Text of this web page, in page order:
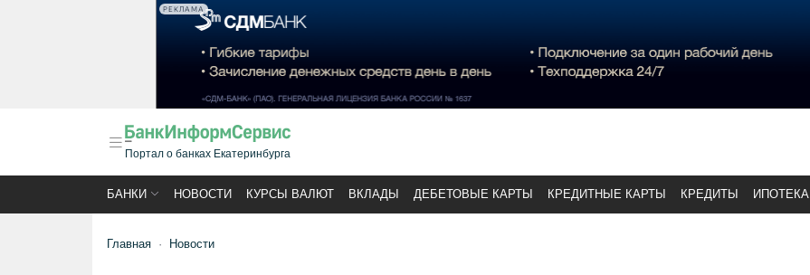
РЕКЛАМА
Портал о банках Екатеринбурга
БАНКИ НОВОСТИ КУРСЫ ВАЛЮТ ВКЛАДЫ ДЕБЕТОВЫЕ КАРТЫ КРЕДИТНЫЕ КАРТЫ КРЕДИТЫ ИПОТЕКА
Главная Новости